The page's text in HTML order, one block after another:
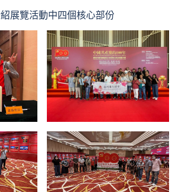
展覽活動中四個核心部份